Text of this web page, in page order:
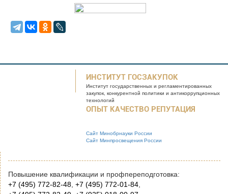
ИНСТИТУТ ГОСЗАКУПОК
Институт государственных и регламентированных
закупок, конкурентной политики и антикоррупционных
технологий
ОПЫТ КАЧЕСТВО РЕПУТАЦИЯ
Сайт Минобрнауки России
Сайт Минпросвещения России
Повышение квалификации и профпереподготовка:
+7 (495) 772-82-48, +7 (495) 772-01-84,